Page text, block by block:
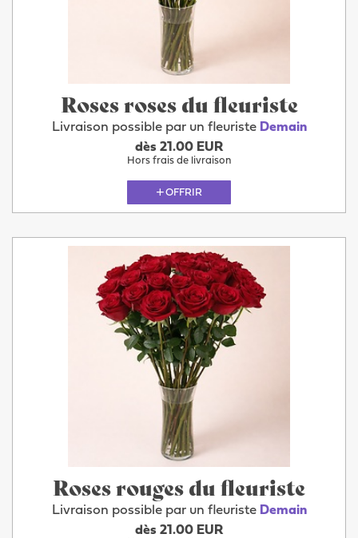
Roses roses du fleuriste
Livraison possible par un fleuriste Demain
dès 21.00 EUR
Hors frais de livraison
OFFRIR
Roses rouges du fleuriste
Livraison possible par un fleuriste Demain
dès 21.00 EUR